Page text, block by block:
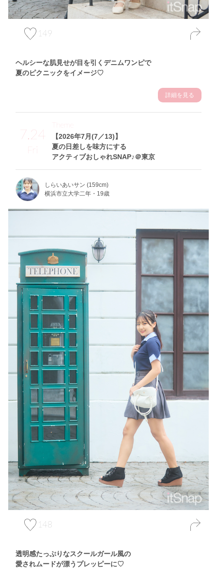
149
ヘルシーな肌見せが目を引くデニムワンピで
夏のピクニックをイメージ♡
詳細を見る
7.24
Fri
【2026年7月(7／13)】
夏の日差しを味方にする
アクティブおしゃれSNAP♪＠東京
Theme
しらいあいサン (159cm)
横浜市立大学二年・19歳
148
透明感たっぷりなスクールガール風の
愛されムードが漂うプレッピーに♡